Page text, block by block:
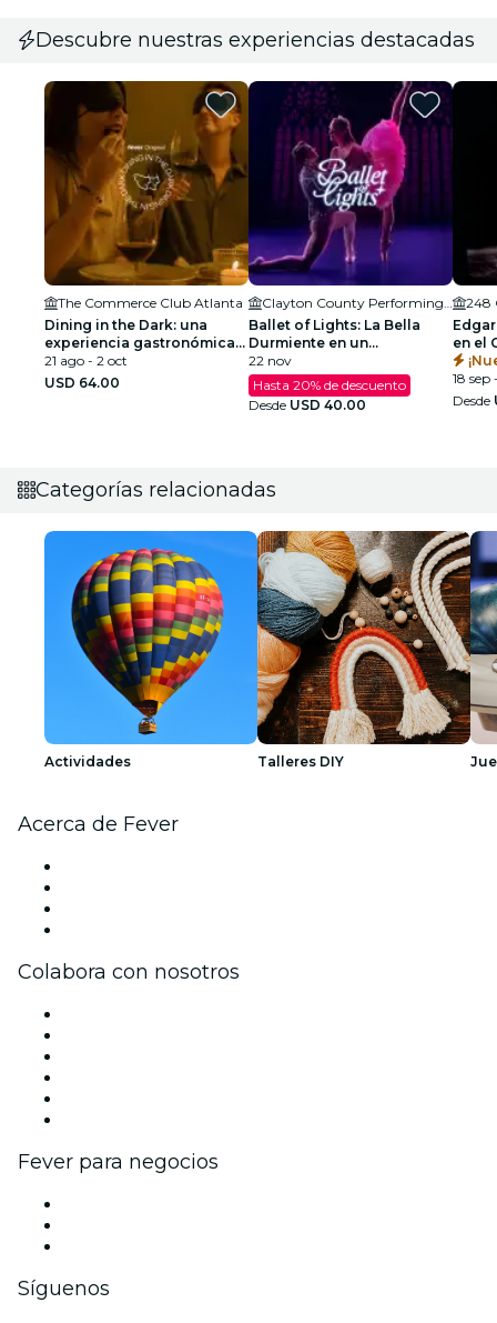
Descubre nuestras experiencias destacadas
The Commerce Club Atlanta
Dining in the Dark: una
experiencia gastronómica
única con los ojos
vendados en el Commerce
21 ago - 2 oct
USD 64.00
Ballet of Lights: La Bella
Durmiente en un
Espectáculo Deslumbrante
22 nov
Hasta 20% de descuento
Desde USD 40.00
248
en el
18 sep
Desde
Categorías relacionadas
Actividades Talleres DIY
Acerca de Fever
Colabora con nosotros
Fever para negocios
Síguenos